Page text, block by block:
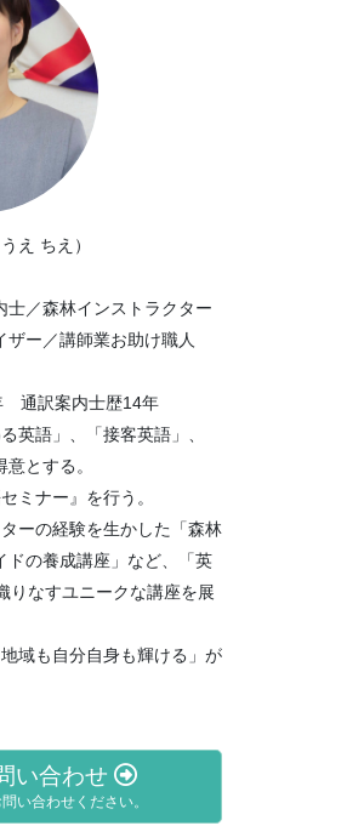
え ちえ）
士／森林インストラクター
ザー／講師業お助け職人
通訳案内士歴14年
英語」、「接客英語」、
意とする。
ミナー』を行う。
ーの経験を生かした「森林
ドの養成講座」など、「英
りなすユニークな講座を展
域も自分自身も輝ける」が
い合わせ
い合わせください。